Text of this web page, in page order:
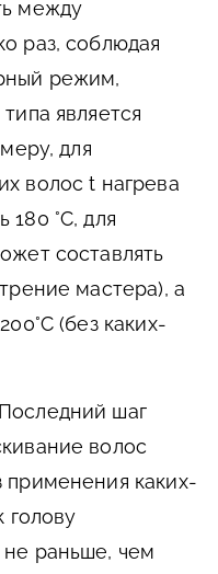
между
раз, соблюдая
режим,
является
для
волос t нагрева
180 °С, для
составлять
мастера), а
(без каких-
шаг
волос
применения каких-
голову
раньше, чем